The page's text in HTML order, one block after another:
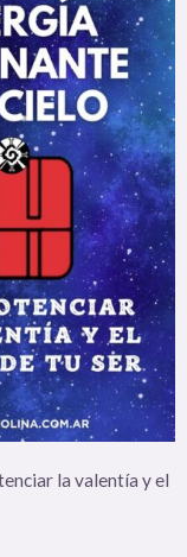
la valentía y el